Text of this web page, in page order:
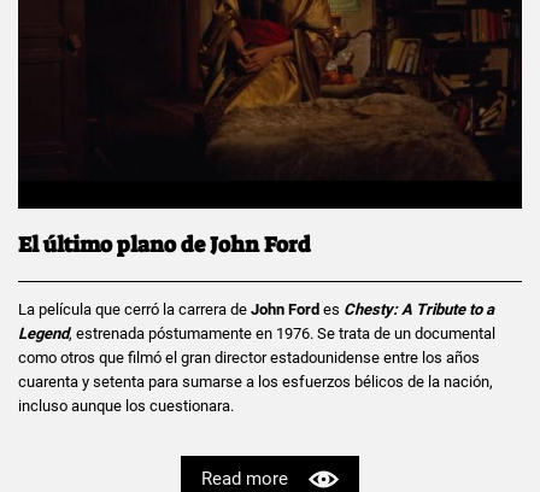
El último plano de John Ford
La película que cerró la carrera de John Ford es Chesty: A Tribute to a
Legend, estrenada póstumamente en 1976. Se trata de un documental
como otros que filmó el gran director estadounidense entre los años
cuarenta y setenta para sumarse a los esfuerzos bélicos de la nación,
incluso aunque los cuestionara.
Read more